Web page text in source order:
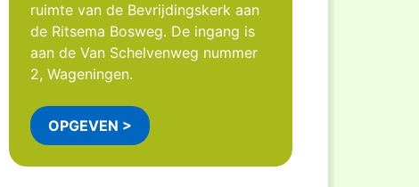
ruimte van de Bevrijdingskerk aan
de Ritsema Bosweg. De ingang is
aan de Van Schelvenweg nummer
2, Wageningen.
OPGEVEN >